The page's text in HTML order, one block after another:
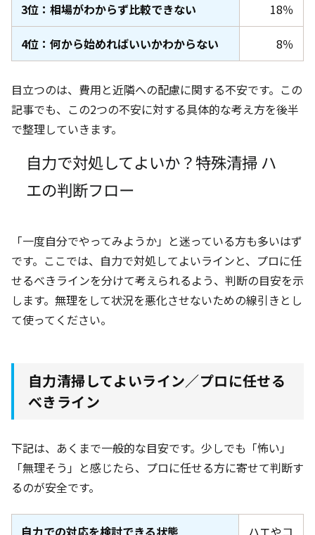
3位：相場がわからず比較できない 18％
4位：何から始めればいいかわからない 8％
目立つのは、費用と近隣への配慮に関する不安です。この
記事でも、この2つの不安に対する具体的な考え方を後半
で整理していきます。
自力で対処してよいか？特殊清掃 ハ
エの判断フロー
「一度自分でやってみようか」と迷っている方も多いはず
です。ここでは、自力で対処してよいラインと、プロに任
せるべきラインを分けて考えられるよう、判断の目安を示
します。無理をして状況を悪化させないための線引きとし
て使ってください。
自力清掃してよいライン／プロに任せる
べきライン
下記は、あくまで一般的な目安です。少しでも「怖い」
「無理そう」と感じたら、プロに任せる方に寄せて判断す
るのが安全です。
自力での対応を検討できる状態 ハエやコ